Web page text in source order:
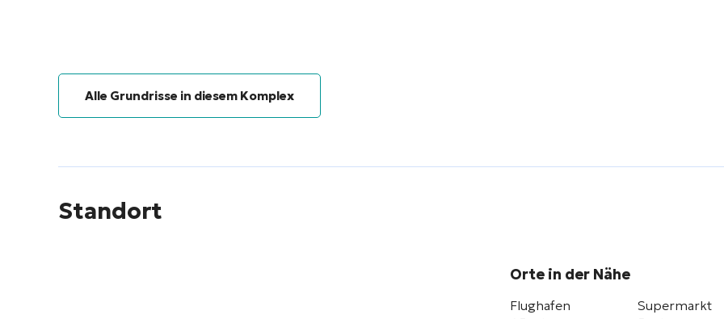
Alle Grundrisse in diesem Komplex
Standort
Orte in der Nähe
Flughafen
Supermarkt